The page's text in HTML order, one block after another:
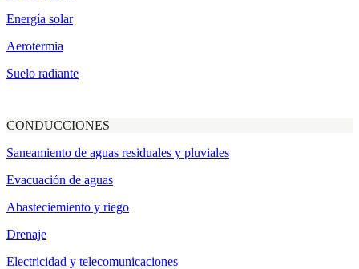
Energía solar
Aerotermia
Suelo radiante
CONDUCCIONES
Saneamiento de aguas residuales y pluviales
Evacuación de aguas
Abasteciemiento y riego
Drenaje
Electricidad y telecomunicaciones